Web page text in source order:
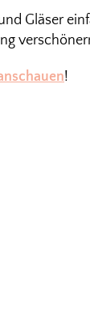
Gläser
!